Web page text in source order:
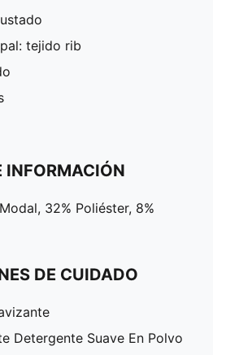
tejido rib
INFORMACIÓN
32% Poliéster, 8%
DE CUIDADO
Detergente Suave En Polvo